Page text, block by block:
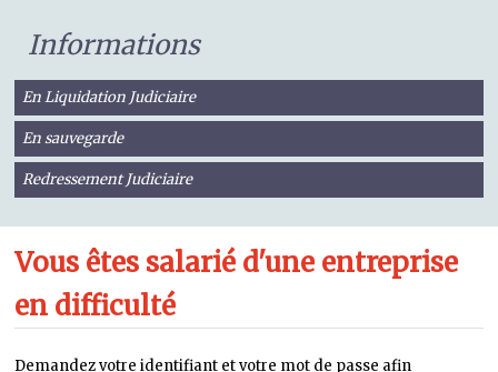
Informations
En Liquidation Judiciaire
En sauvegarde
Redressement Judiciaire
Vous êtes salarié d'une entreprise
en difficulté
Demandez votre identifiant et votre mot de passe afin